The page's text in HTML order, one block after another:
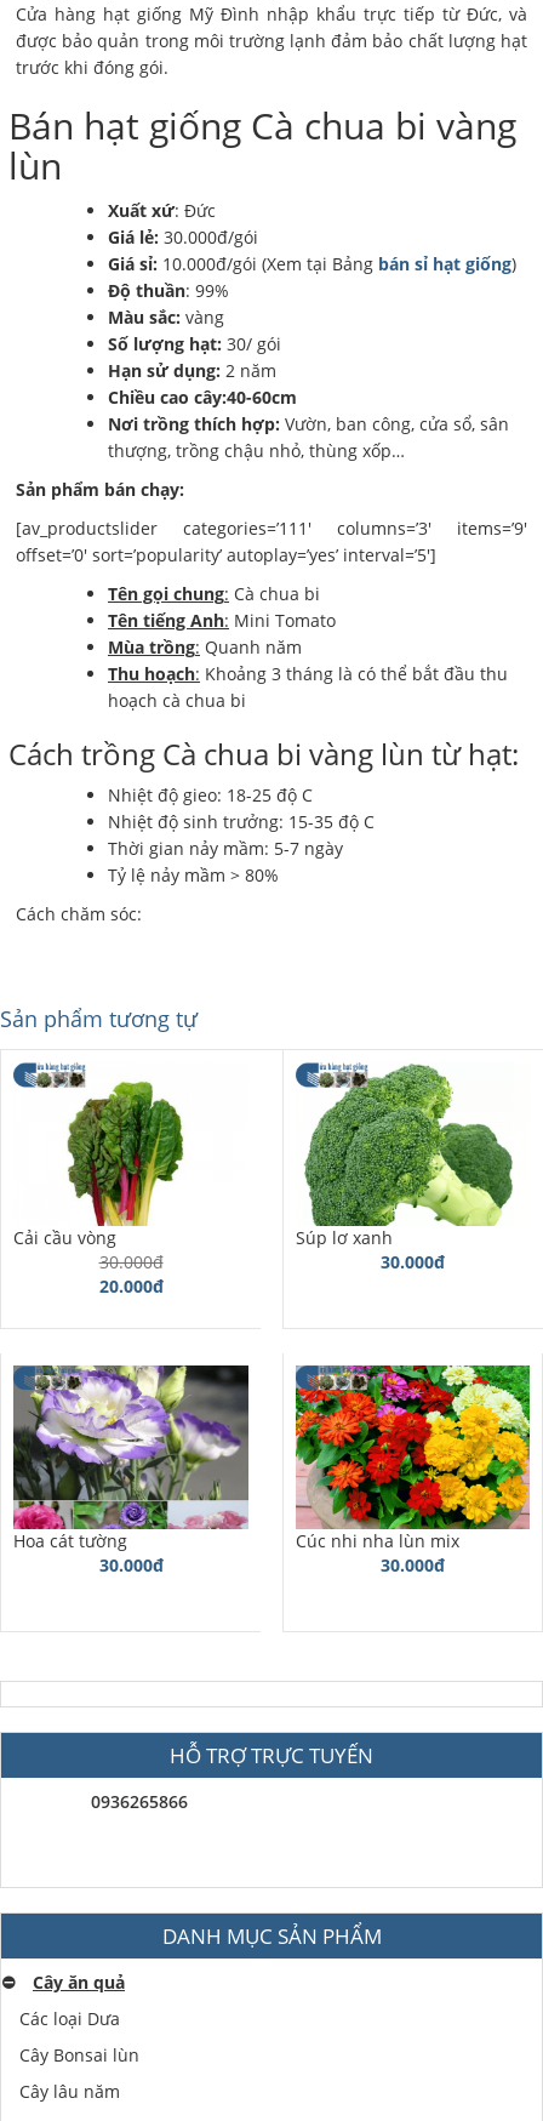
Cửa hàng hạt giống Mỹ Đình nhập khẩu trực tiếp từ Đức, và
được bảo quản trong môi trường lạnh đảm bảo chất lượng hạt
trước khi đóng gói.
Bán hạt giống Cà chua bi vàng
lùn
Xuất xứ: Đức
Giá lẻ: 30.000đ/gói
Giá sỉ: 10.000đ/gói (Xem tại Bảng bán sỉ hạt giống)
Độ thuần: 99%
Màu sắc: vàng
Số lượng hạt: 30/ gói
Hạn sử dụng: 2 năm
Chiều cao cây:40-60cm
Nơi trồng thích hợp: Vườn, ban công, cửa sổ, sân
thượng, trồng chậu nhỏ, thùng xốp…
Sản phẩm bán chạy:
[av_productslider categories=’111′ columns=’3′ items=’9′
offset=’0′ sort=’popularity’ autoplay=’yes’ interval=’5′]
Tên gọi chung: Cà chua bi
Tên tiếng Anh: Mini Tomato
Mùa trồng: Quanh năm
Thu hoạch: Khoảng 3 tháng là có thể bắt đầu thu
hoạch cà chua bi
Cách trồng Cà chua bi vàng lùn từ hạt:
Nhiệt độ gieo: 18-25 độ C
Nhiệt độ sinh trưởng: 15-35 độ C
Thời gian nảy mầm: 5-7 ngày
Tỷ lệ nảy mầm > 80%
Cách chăm sóc:
Sản phẩm tương tự
Cải cầu vòng
30.000đ
20.000đ
Súp lơ xanh
30.000đ
Hoa cát tường
30.000đ
Cúc nhi nha lùn mix
30.000đ
HỖ TRỢ TRỰC TUYẾN
0936265866
DANH MỤC SẢN PHẨM
⛔️
Cây ăn quả
Các loại Dưa
Cây Bonsai lùn
Cây lâu năm